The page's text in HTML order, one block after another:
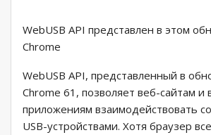
WebUSB API представлен в этом
Chrome
WebUSB API, представленный в
Chrome 61, позволяет веб-сайтам и
приложениям взаимодействовать
USB-устройствами. Хотя браузер